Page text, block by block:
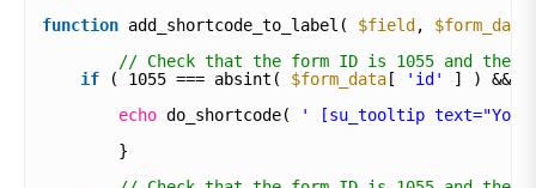
function add_shortcode_to_label( $field , $form_data
// Check that the form ID is 1055 and
if
( 1055 === absint( $form_data [ 'id'
] ) &&
echo do_shortcode(
' [su_tooltip text="Your
}